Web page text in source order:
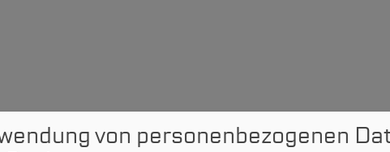
von personenbezogenen